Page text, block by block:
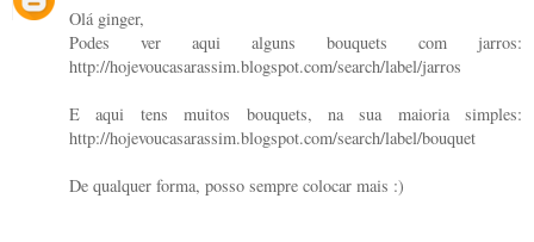
Olá ginger,
Podes ver aqui alguns bouquets com jarros:
http://hojevoucasarassim.blogspot.com/search/label/jarros
E aqui tens muitos bouquets, na sua maioria simples:
http://hojevoucasarassim.blogspot.com/search/label/bouquet
De qualquer forma, posso sempre colocar mais :)